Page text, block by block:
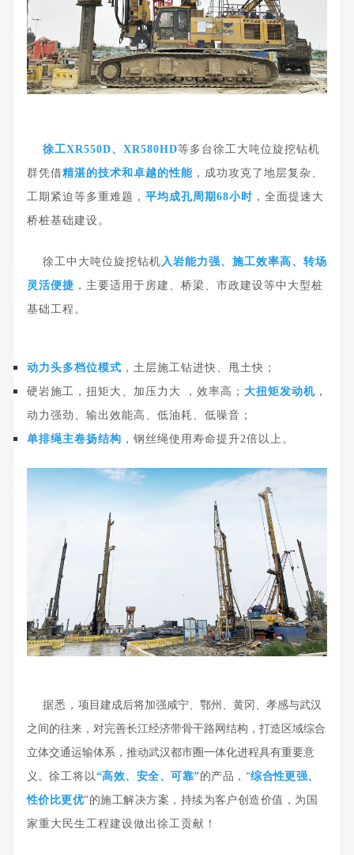
徐工XR550D、XR580HD等多台徐工大吨位旋挖钻机
群凭借精湛的技术和卓越的性能， 成功攻克了地层复杂、
工期紧迫等多重难题， 平均成孔周期68小时 ，全面提速大
桥桩基础建设。
徐工中大吨位旋挖钻机入岩能力强、施工效率高、转场
灵活便捷 ， 主要适用于房建、桥梁、市政建设等中大型桩
基础工程。
动力头多档位模式 ，土层施工钻进快、甩土快；
硬岩施工，扭矩大、加压力大 ，效率高； 大扭矩发动机，
动力强劲、输出效能高、低油耗、低噪音；
单排绳主卷扬结构 ，钢丝绳使用寿命提升2倍以上。
据悉， 项目建成后将加强咸宁、鄂州、黄冈、孝感与武汉
之间的往来，对完善长江经济带骨干路网结构，打造区域综合
立体交通运输体系，推动武汉都市圈一体化进程具有重要意
义。 徐工将以 “高效、安全、可靠”的产品， “综合性更强、
性价比更优”的施工解决方案，持续为客户创造价值， 为国
家重大民生工程建设做出徐工贡献！